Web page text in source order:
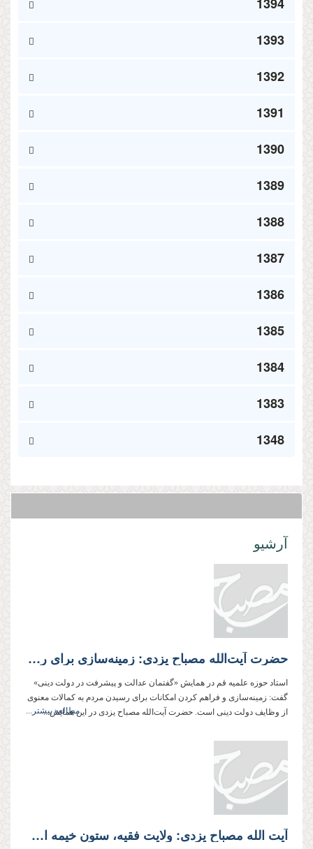
1393
1392
1391
1390
1389
1388
1387
1386
1385
1384
1383
1348
آرشیو
حضرت آیت‌الله مصباح یزدی: زمینه‌سازی برای رسیدن مردم به کمالات معنوی از وظایف دولت دینی است
استاد حوزه علمیه قم در همایش «گفتمان عدالت و پیشرفت در دولت دینی»
گفت: زمینه‌سازی و فراهم کردن امکانات برای رسیدن مردم به کمالات معنوی
از وظایف دولت دینی است. حضرت آیت‌الله مصباح یزدی در این همایش...
مطالعه بیشتر...
آیت الله مصباح یزدی: ولایت فقیه، ستون خیمه اسلام است